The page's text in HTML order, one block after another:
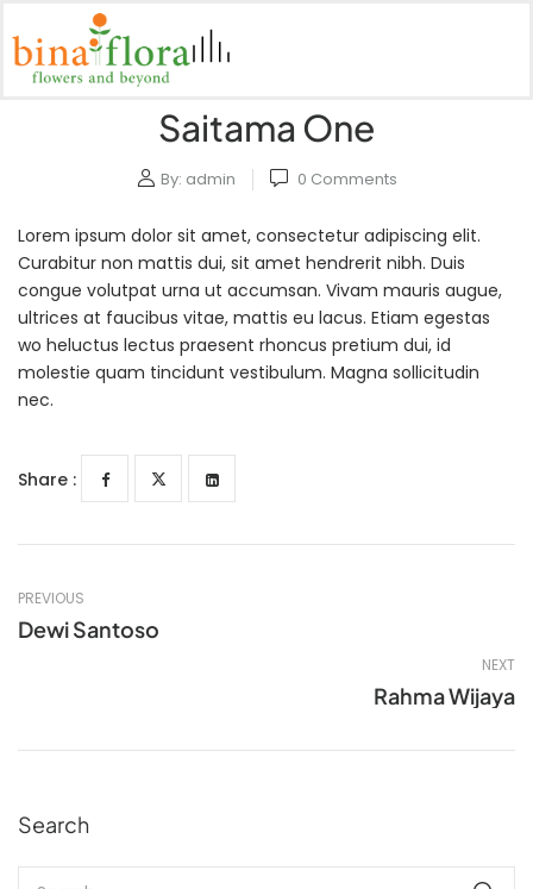
Saitama One
By: admin 0 Comments
Search
Lorem ipsum dolor sit amet, consectetur adipiscing elit.
Curabitur non mattis dui, sit amet hendrerit nibh. Duis
congue volutpat urna ut accumsan. Vivam mauris augue,
ultrices at faucibus vitae, mattis eu lacus. Etiam egestas
wo heluctus lectus praesent rhoncus pretium dui, id
molestie quam tincidunt vestibulum. Magna sollicitudin
nec.
Share :
PREVIOUS
Dewi Santoso
NEXT
Rahma Wijaya